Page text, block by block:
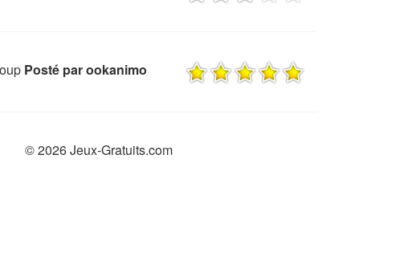
Posté par ookanimo
© 2026 Jeux-Gratuits.com